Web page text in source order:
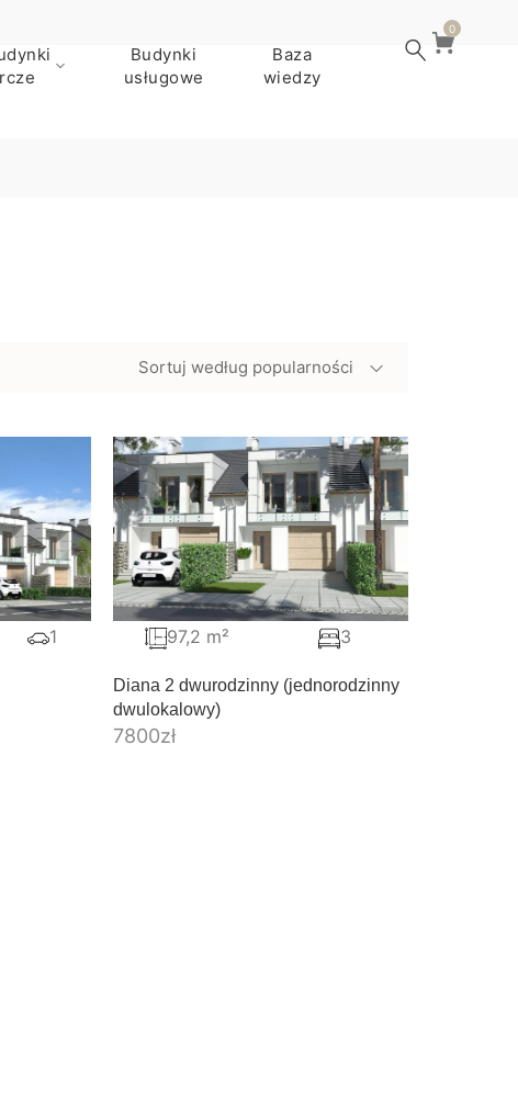
Budynki
usługowe
Baza
wiedzy
0
Sortuj według popularności
1
Diana 2 dwurodzinny (jednorodzinny
dwulokalowy)
7800zł
97,2 m² 3